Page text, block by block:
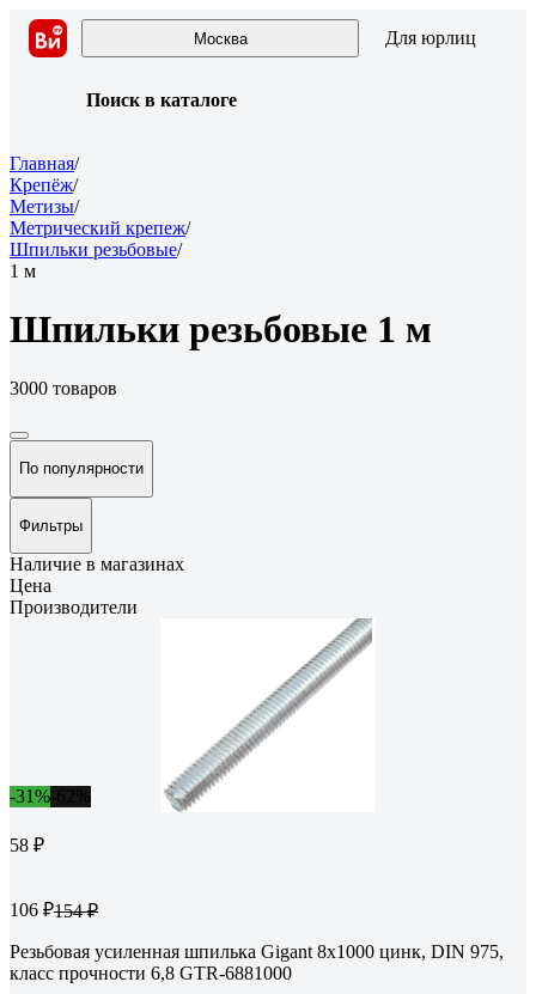
Москва Для юрлиц
Поиск в каталоге
Главная/
Крепёж/
Метизы/
Метрический крепеж/
Шпильки резьбовые/
1 м
Шпильки резьбовые 1 м
3000 товаров
По популярности
Фильтры
Наличие в магазинах
Цена
Производители
-31%
58 ₽
106 ₽154 ₽
Резьбовая усиленная шпилька Gigant 8x1000 цинк, DIN 975,
класс прочности 6,8 GTR-6881000